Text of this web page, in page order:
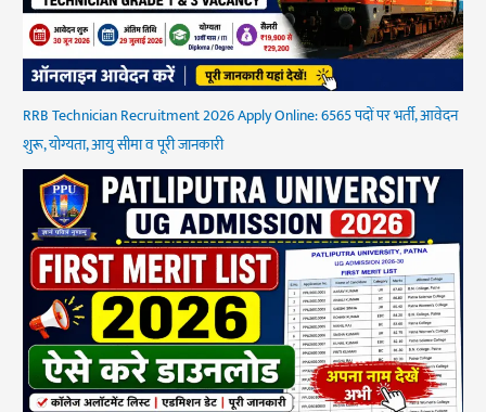
RRB Technician Recruitment 2026 Apply Online: 6565 पदों पर भर्ती, आवेदन
शुरू, योग्यता, आयु सीमा व पूरी जानकारी